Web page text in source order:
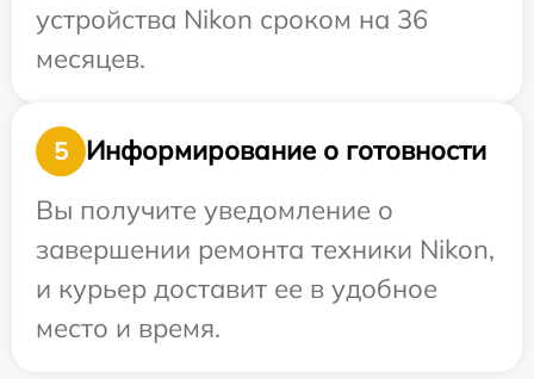
устройства Nikon сроком на 36
месяцев.
5
Информирование о готовности
Вы получите уведомление о
завершении ремонта техники Nikon,
и курьер доставит ее в удобное
место и время.